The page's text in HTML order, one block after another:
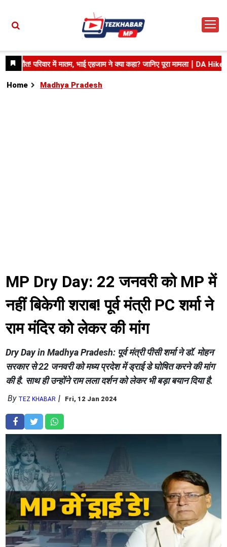
Home Madhya Pradesh
MP Dry Day: 22 जनवरी को MP में
नहीं बिकेगी शराब! पूर्व मंत्री PC शर्मा ने
राम मंदिर को लेकर की मांग
Dry Day in Madhya Pradesh: पूर्व मंत्री पीसी शर्मा ने डॉ. मोहन
सरकार से 22 जनवरी को मध्य प्रदेश में ड्राई डे घोषित करने की मांग
की है. साथ ही उन्होंने राम लला दर्शन को लेकर भी बड़ा बयान दिया है.
By TEZ KHABAR Fri, 12 Jan 2024